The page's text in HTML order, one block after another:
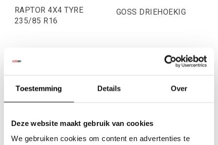
Toestemming Details Over
Deze website maakt gebruik van cookies
We gebruiken cookies om content en advertenties te
RAPTOR 4X4 TYRE
235/85 R16
Incl. btw
GOSS DRIEHOEKIG
Incl. btw